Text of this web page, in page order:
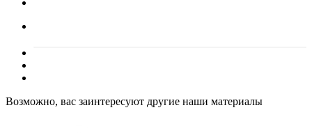
Возможно, вас заинтересуют другие наши материалы